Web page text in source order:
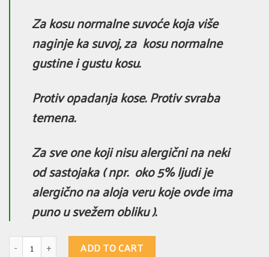
Za kosu normalne suvoće koja više
naginje ka suvoj, za kosu normalne
gustine i gustu kosu.
Protiv opadanja kose. Protiv svraba
temena.
Za sve one koji nisu alergični na neki
od sastojaka ( npr. oko 5% ljudi je
alergično na aloja veru koje ovde ima
puno u svežem obliku ).
Kreza šamponi 4 - za normalnu kosu koja malo naginje ka suvoj, koja je
ADD TO CART